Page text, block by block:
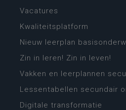
Vacatures
Kwaliteitsplatform
Nieuw leerplan
Zin in leren! Zin in leven!
Vakken en leerplannen
Lessentabellen secundair
Digitale transformatie